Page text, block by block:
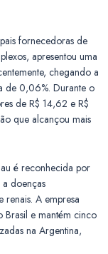
fornecedoras de
apresentou uma
chegando a
de 0,06%. Durante o
de R$ 14,62 e R$
que alcançou mais
é reconhecida por
a doenças
renais. A empresa
Brasil e mantém cinco
na Argentina,